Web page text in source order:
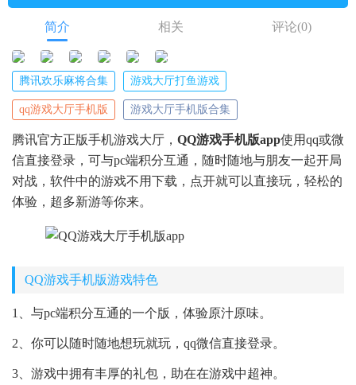
简介 相关 评论(0)
腾讯欢乐麻将合集 游戏大厅打鱼游戏
qq游戏大厅手机版 游戏大厅手机版合集
腾讯官方正版手机游戏大厅， QQ游戏手机版app使用qq或微
信直接登录，可与pc端积分互通，随时随地与朋友一起开局
对战，软件中的游戏不用下载，点开就可以直接玩，轻松的
体验，超多新游等你来。
QQ游戏手机版游戏特色
1、与pc端积分互通的一个版，体验原汁原味。
2、你可以随时随地想玩就玩，qq微信直接登录。
3、游戏中拥有丰厚的礼包，助在在游戏中超神。